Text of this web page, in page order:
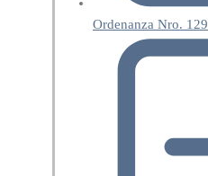
Ordenanza Nro. 129